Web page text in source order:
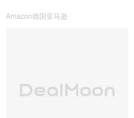
Amazon德国亚马逊